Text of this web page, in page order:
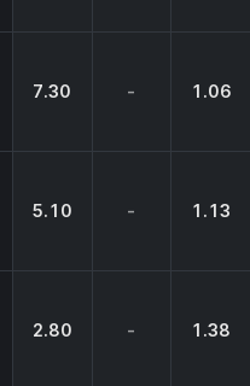
7.30 - 1.06
5.10 - 1.13
2.80 - 1.38